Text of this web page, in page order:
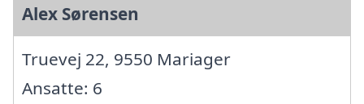
Alex Sørensen
Truevej 22, 9550 Mariager
Ansatte: 6